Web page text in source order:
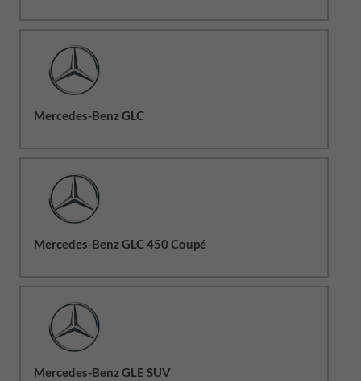
Mercedes-Benz GLC
Mercedes-Benz GLC 450 Coupé
Mercedes-Benz GLE SUV